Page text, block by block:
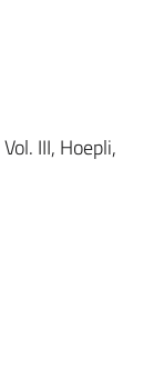
III, Hoepli,